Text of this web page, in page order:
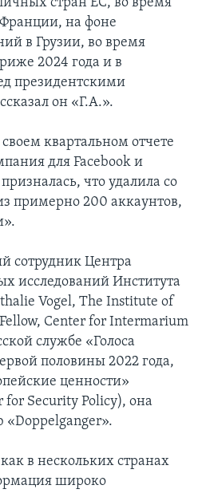
стран ЕС, во время
на фоне
в Грузии, во время
2024 года и в
президентскими
он «Г.А.».
квартальном отчете
для Facebook и
что удалила со
примерно 200 аккаунтов,
сотрудник Центра
исследований Института
Vogel, The Institute of
Center for Intermarium
службе «Голоса
половины 2022 года,
ценности»
for Security Policy), она
«Doppelganger».
в нескольких странах
широко